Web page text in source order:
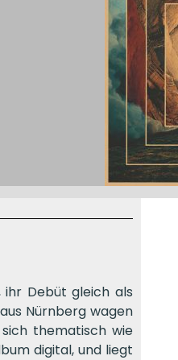
ihr Debüt gleich als
Nürnberg wagen
thematisch wie
digital, und liegt